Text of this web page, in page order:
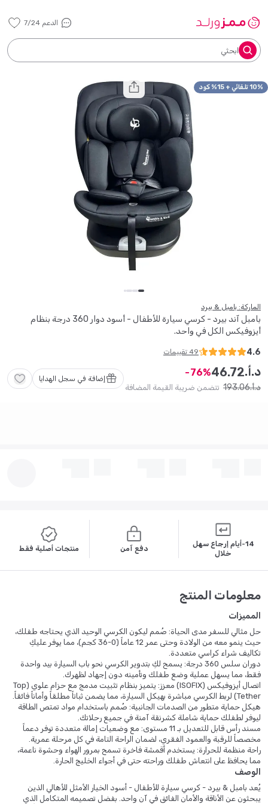
الدعم 7/24
ابحثي
10% تلقائي + 15% كود
الماركة: بامبل & بيرد
بامبل آند بيرد - كرسي سيارة للأطفال - أسود دوار 360 درجة بنظام
أيزوفيكس الكل في واحد.
4.6
49 تقييمات
د.أ. 46.72
76
د.أ. 193.06 تتضمن ضريبة القيمة المضافة
إضافة في سجل الهدايا
14-أيام إرجاع سهل
خلال
دفع آمن منتجات أصلية فقط
معلومات المنتج
المميزات
حل مثالي للسفر مدى الحياة: صُمم ليكون الكرسي الوحيد الذي يحتاجه طفلك،
حيث ينمو معه من الولادة وحتى عمر 12 عاماً (0-36 كجم)، مما يوفر عليكِ
تكاليف شراء كراسي متعددة.
دوران سلس 360 درجة: يسمح لكِ بتدوير الكرسي نحو باب السيارة بيد واحدة
فقط، مما يسهل عملية وضع طفلك وتأمينه دون إجهاد لظهرك.
اتصال أيزوفيكس (ISOFIX) معزز: يتميز بنظام تثبيت مدمج مع حزام علوي (Top
Tether) لربط الكرسي مباشرة بهيكل السيارة، مما يضمن ثباتاً مطلقاً وأماناً فائقاً.
هيكل حماية متطور من الصدمات الجانبية: صُمم باستخدام مواد تمتص الطاقة
ليوفر لطفلك حماية شاملة كشرنقة آمنة في جميع رحلاتك.
مسند رأس قابل للتعديل بـ 11 مستوى: مع وضعيات إمالة متعددة توفر دعماً
مخصصاً للرقبة والعمود الفقري، لضمان الراحة التامة في كل مرحلة عمرية.
راحة منظمة للحرارة: يستخدم أقمشة فاخرة تسمح بمرور الهواء وحشوة ناعمة،
مما يحافظ على انتعاش طفلك وراحته حتى في أجواء الخليج الحارة.
الوصف
يُعد بامبل & بيرد - كرسي سيارة للأطفال - أسود الخيار الأمثل للأهالي الذين
يبحثون عن الأناقة والأمان الفائق في آن واحد. بفضل تصميمه المتكامل الذي